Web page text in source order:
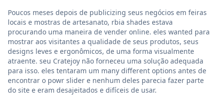
Poucos meses depois de publicizing seus negócios em feiras
locais e mostras de artesanato, rbia shades estava
procurando uma maneira de vender online. eles wanted para
mostrar aos visitantes a qualidade de seus produtos, seus
designs leves e ergonômicos, de uma forma visualmente
atraente. seu Cratejoy não forneceu uma solução adequada
para isso. eles tentaram um many different options antes de
encontrar o powr slider e nenhum deles parecia fazer parte
do site e eram desajeitados e difíceis de usar.